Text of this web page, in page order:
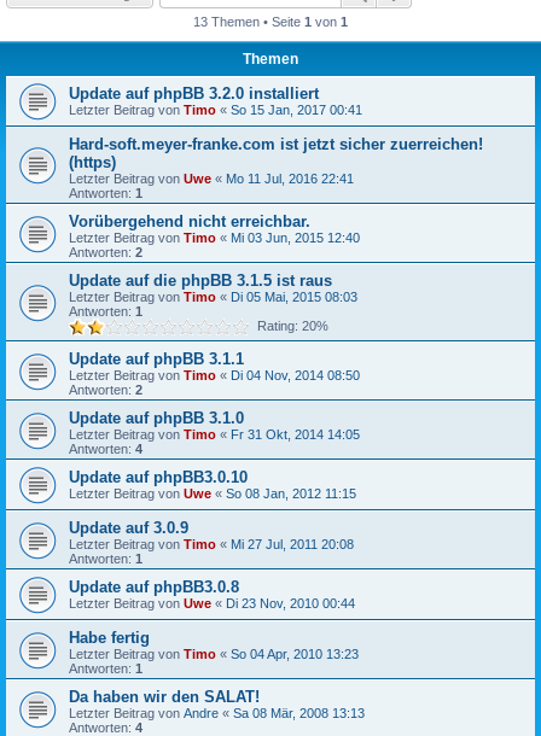
13 Themen • Seite 1 von 1
Themen
Update auf phpBB 3.2.0 installiert
Letzter Beitrag von Timo « So 15 Jan, 2017 00:41
Hard-soft.meyer-franke.com ist jetzt sicher zuerreichen!
(https)
Letzter Beitrag von Uwe « Mo 11 Jul, 2016 22:41
Antworten: 1
Vorübergehend nicht erreichbar.
Letzter Beitrag von Timo « Mi 03 Jun, 2015 12:40
Antworten: 2
Update auf die phpBB 3.1.5 ist raus
Letzter Beitrag von Timo « Di 05 Mai, 2015 08:03
Antworten: 1
Rating: 20%
Update auf phpBB 3.1.1
Letzter Beitrag von Timo « Di 04 Nov, 2014 08:50
Antworten: 2
Update auf phpBB 3.1.0
Letzter Beitrag von Timo « Fr 31 Okt, 2014 14:05
Antworten: 4
Update auf phpBB3.0.10
Letzter Beitrag von Uwe « So 08 Jan, 2012 11:15
Update auf 3.0.9
Letzter Beitrag von Timo « Mi 27 Jul, 2011 20:08
Antworten: 1
Update auf phpBB3.0.8
Letzter Beitrag von Uwe « Di 23 Nov, 2010 00:44
Habe fertig
Letzter Beitrag von Timo « So 04 Apr, 2010 13:23
Antworten: 1
Da haben wir den SALAT!
Letzter Beitrag von Andre « Sa 08 Mär, 2008 13:13
Antworten: 4